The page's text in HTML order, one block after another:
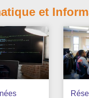
et